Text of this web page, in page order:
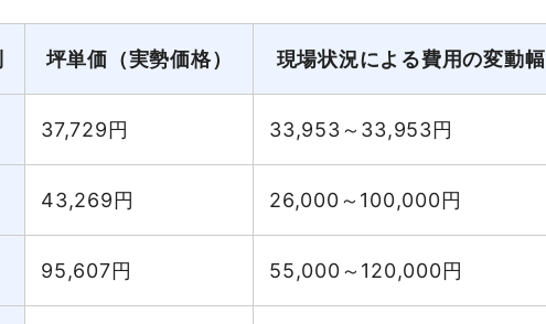
坪単価（実勢価格） 現場状況による費用の変動幅
37,729円 33,953～33,953円
43,269円 26,000～100,000円
95,607円 55,000～120,000円